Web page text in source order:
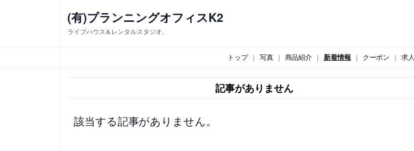
ス
キ
(有)プランニングオフィスK2
ライブハウス＆レンタルスタジオ。
トップ 写真 商品紹介 新着情報 クーポン 求
記事がありません
該当する記事がありません。